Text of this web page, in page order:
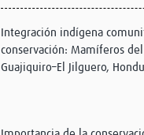
Integración indígena
conservación: Mamíferos
Guajiquiro–El Jilguero,